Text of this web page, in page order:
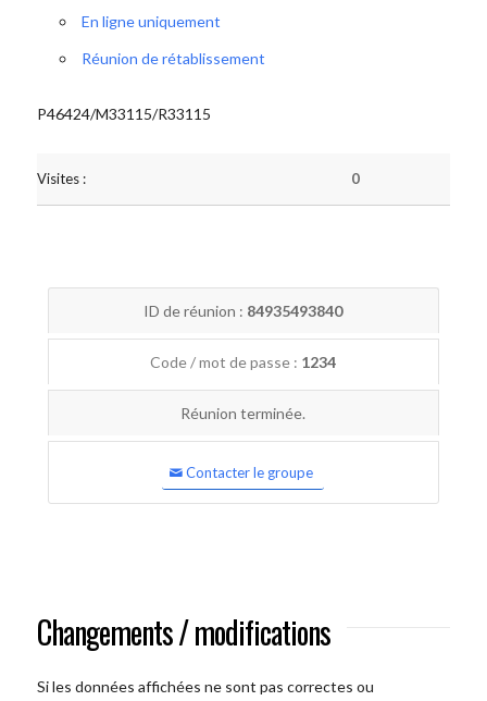
En ligne uniquement
Réunion de rétablissement
P46424/M33115/R33115
Visites : 0
ID de réunion : 84935493840
Code / mot de passe : 1234
Réunion terminée.
Contacter le groupe
Changements / modifications
Si les données affichées ne sont pas correctes ou